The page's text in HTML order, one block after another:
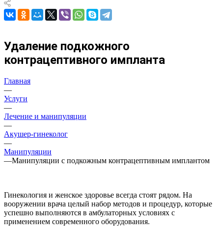
Удаление подкожного
контрацептивного импланта
Главная
—
Услуги
—
Лечение и манипуляции
—
Акушер-гинеколог
—
Манипуляции
—Манипуляции с подкожным контрацептивным имплантом
Гинекология и женское здоровье всегда стоят рядом. На
вооружении врача целый набор методов и процедур, которые
успешно выполняются в амбулаторных условиях с
применением современного оборудования.